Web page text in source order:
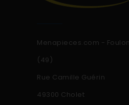
Menapieces.com -
(49)
Rue Camille Guérin
49300 Cholet